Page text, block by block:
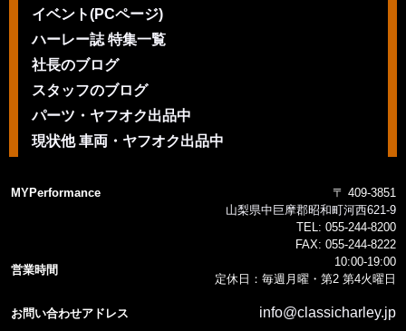
イベント(PCページ)
ハーレー誌 特集一覧
社長のブログ
スタッフのブログ
パーツ・ヤフオク出品中
現状他 車両・ヤフオク出品中
MYPerformance
〒 409-3851
山梨県中巨摩郡昭和町河西621-9
TEL: 055-244-8200
FAX: 055-244-8222
営業時間
10:00-19:00
定休日：毎週月曜・第2 第4火曜日
お問い合わせアドレス info@classicharley.jp